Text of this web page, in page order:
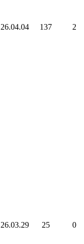
26.04.04 137 2
26.03.29 25 0